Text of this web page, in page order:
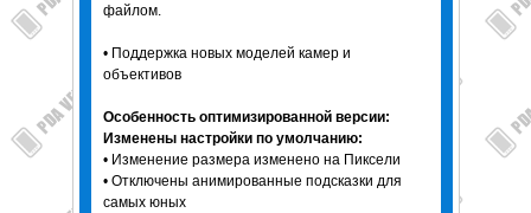
файлом.
• Поддержка новых моделей камер и
объективов
Особенность оптимизированной версии:
Изменены настройки по умолчанию:
• Изменение размера изменено на Пиксели
• Отключены анимированные подсказки для
самых юных